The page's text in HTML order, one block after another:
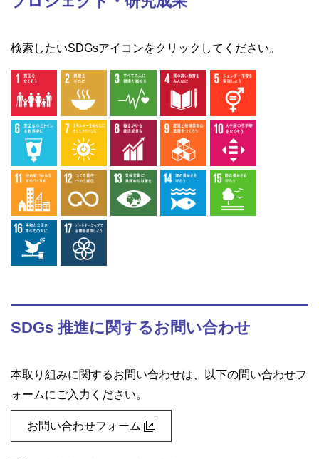
検索したいSDGsアイコンをクリックしてください。
1.貧困 2.飢餓 3.保健 4.教育
5.ジェン
ダー
6.水・衛
7.エネル
ギー
8.成長・
雇用
9.イノベ
ーション
10.不平
11.都市
12.生
産・消費
13.気候
変動
14.海洋
資源
15.陸上
資源
16.平和
17.実施
手段
SDGs 推進に関するお問い合わせ
本取り組みに関するお問い合わせは、以下の問い合わせフ
ォームにご入力ください。
お問い合わせフォーム